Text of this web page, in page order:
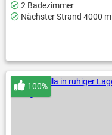
2 Badezimmer
Nächster Strand 4000 m
100%